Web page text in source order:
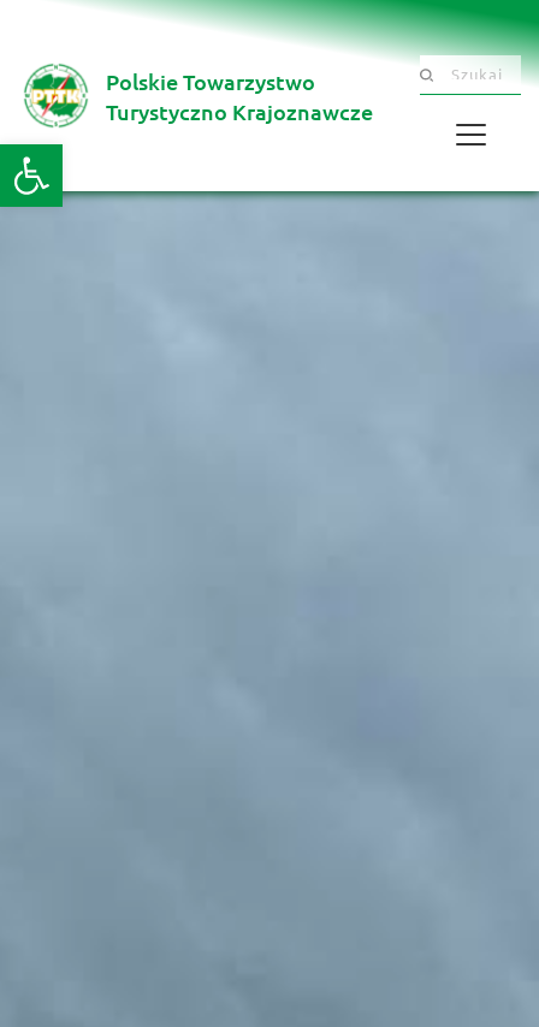
Otwórz pasek narzędzi
Polskie Towarzystwo
Turystyczno Krajoznawcze
Szukaj .......